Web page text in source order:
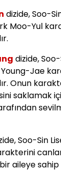
dizide, Soo-
Moo-Yul
dizide,
Jae
Onun
saklamak
Soo-Sin
aileye sahip